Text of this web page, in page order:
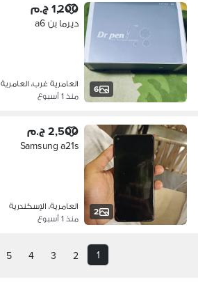
6
1,200 ج.م
ديرما بن a6
العامرية غرب، العامرية
منذ 1 أسبوع
2
2,500 ج.م
Samsung a21s
العامرية، الإسكندرية
منذ 1 أسبوع
1
2
3
4
5